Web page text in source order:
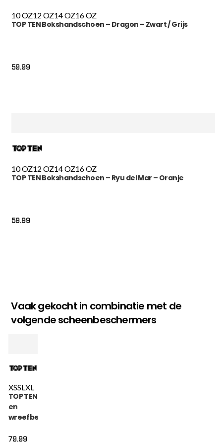
10 OZ12 OZ14 OZ16 OZ
TOP TEN Bokshandschoen – Dragon – Zwart / Grijs
59.99
10 OZ12 OZ14 OZ16 OZ
TOP TEN Bokshandschoen – Ryu del Mar – Oranje
59.99
Vaak gekocht in combinatie met de
volgende scheenbeschermers
XSSLXL
TOP TEN Scheen-
en
wreefbeschermer
Goud / Wit
79.99